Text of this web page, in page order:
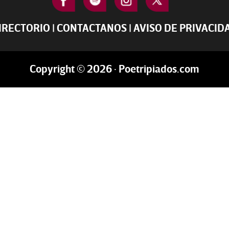
| CONTACTANOS| AVISO DE
Copyright © 2026 · Poetripiados.com